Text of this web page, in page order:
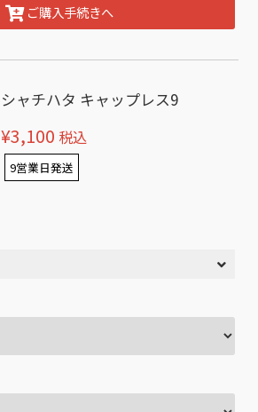
ご購入手続きへ
シャチハタ キャップレス9
¥3,100 税込
9営業日発送